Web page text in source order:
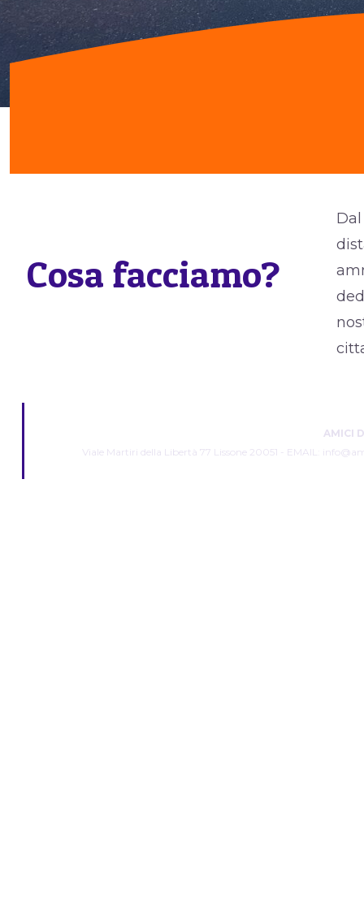
AMICI
Viale Martiri della Libertà 77 Lissone 20051 - EMAIL:
Cosa facciamo?